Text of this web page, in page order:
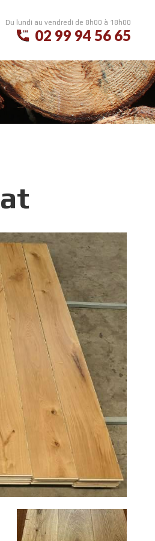
Du lundi au vendredi de 8h00 à 18h00
02 99 94 56 65